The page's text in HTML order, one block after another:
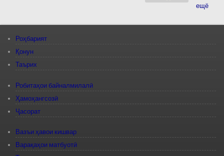
ещё
Роҳбарият
Қонун
Таърих
Робитаҳои байналмилалӣ
Ҳамоҳангсозӣ
Ҷасорат
Вазъи ҳавои кишвар
Варақаҳои матбуотӣ